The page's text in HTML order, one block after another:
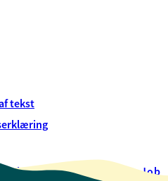
tekst
over selvbetjeningJob